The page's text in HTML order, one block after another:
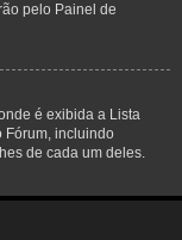
pelo Painel de
é exibida a Lista
Fórum, incluindo
de cada um deles.